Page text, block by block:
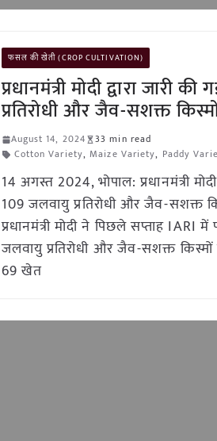
फसल की खेती (CROP CULTIVATION)
प्रधानमंत्री मोदी द्वारा जारी
प्रतिरोधी और जैव-सशक्त
August 14, 2024
33 min read
Cotton Variety,Maize Variety, Paddy
14 अगस्त 2024, भोपाल: प्रधानमंत्री मोदी
109 जलवायु प्रतिरोधी और जैव-सशक्त
प्रधानमंत्री मोदी ने पिछले सप्ताह IARI
जलवायु प्रतिरोधी और जैव-सशक्त किस्मों
69 खेत